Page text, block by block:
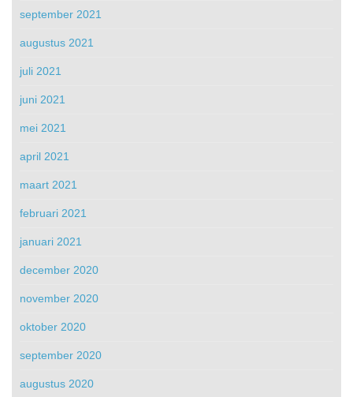
september 2021
augustus 2021
juli 2021
juni 2021
mei 2021
april 2021
maart 2021
februari 2021
januari 2021
december 2020
november 2020
oktober 2020
september 2020
augustus 2020